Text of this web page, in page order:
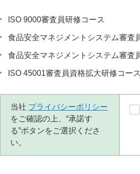
ISO 9000審査員研修コース
食品安全マネジメントシステム審査
食品安全マネジメントシステム審査
ISO 45001審査員資格拡大研修コース
当社 プライバシーポリシー
をご確認の上、“承諾す
る”ボタンをご選択くださ
い。